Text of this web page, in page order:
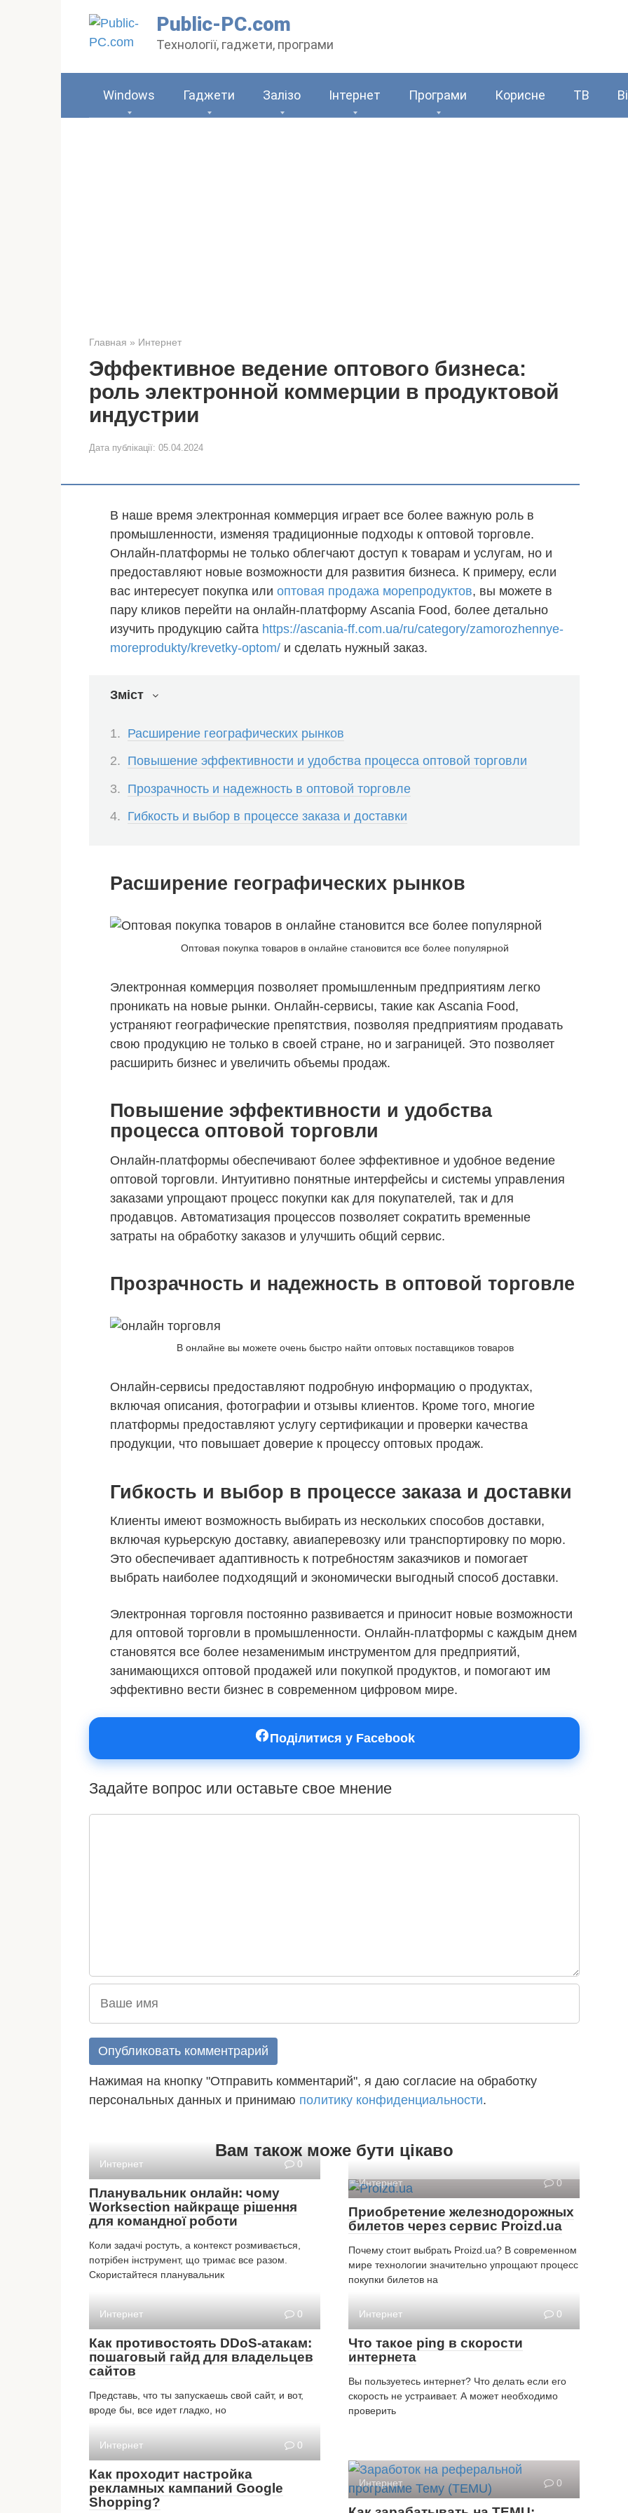
Public-PC.com
Технології, гаджети, програми
Windows Гаджети Залізо Інтернет Програми Корисне ТВ
Главная » Интернет
Эффективное ведение оптового бизнеса:
роль электронной коммерции в продуктовой
индустрии
Дата публікації: 05.04.2024
В наше время электронная коммерция играет все более важную роль в
промышленности, изменяя традиционные подходы к оптовой торговле.
Онлайн-платформы не только облегчают доступ к товарам и услугам, но и
предоставляют новые возможности для развития бизнеса. К примеру, если
вас интересует покупка или оптовая продажа морепродуктов, вы можете в
пару кликов перейти на онлайн-платформу Ascania Food, более детально
изучить продукцию сайта https://ascania-ff.com.ua/ru/category/zamorozhennye-
moreprodukty/krevetky-optom/ и сделать нужный заказ.
Зміст
Расширение географических рынков
Повышение эффективности и удобства процесса оптовой торговли
Прозрачность и надежность в оптовой торговле
Гибкость и выбор в процессе заказа и доставки
Расширение географических рынков
Оптовая покупка товаров в онлайне становится все более популярной
Электронная коммерция позволяет промышленным предприятиям легко
проникать на новые рынки. Онлайн-сервисы, такие как Ascania Food,
устраняют географические препятствия, позволяя предприятиям продавать
свою продукцию не только в своей стране, но и заграницей. Это позволяет
расширить бизнес и увеличить объемы продаж.
Повышение эффективности и удобства
процесса оптовой торговли
Онлайн-платформы обеспечивают более эффективное и удобное ведение
оптовой торговли. Интуитивно понятные интерфейсы и системы управления
заказами упрощают процесс покупки как для покупателей, так и для
продавцов. Автоматизация процессов позволяет сократить временные
затраты на обработку заказов и улучшить общий сервис.
Прозрачность и надежность в оптовой торговле
В онлайне вы можете очень быстро найти оптовых поставщиков товаров
Онлайн-сервисы предоставляют подробную информацию о продуктах,
включая описания, фотографии и отзывы клиентов. Кроме того, многие
платформы предоставляют услугу сертификации и проверки качества
продукции, что повышает доверие к процессу оптовых продаж.
Гибкость и выбор в процессе заказа и доставки
Клиенты имеют возможность выбирать из нескольких способов доставки,
включая курьерскую доставку, авиаперевозку или транспортировку по морю.
Это обеспечивает адаптивность к потребностям заказчиков и помогает
выбрать наиболее подходящий и экономически выгодный способ доставки.
Электронная торговля постоянно развивается и приносит новые возможности
для оптовой торговли в промышленности. Онлайн-платформы с каждым днем
становятся все более незаменимым инструментом для предприятий,
занимающихся оптовой продажей или покупкой продуктов, и помогают им
эффективно вести бизнес в современном цифровом мире.
Поділитися у Facebook
Задайте вопрос или оставьте свое мнение
Нажимая на кнопку "Отправить комментарий", я даю согласие на обработку
персональных данных и принимаю политику конфиденциальности.
Вам також може бути цікаво
Интернет 0
Планувальник онлайн: чому
Worksection найкраще рішення
для командної роботи
Коли задачі ростуть, а контекст розмивається,
потрібен інструмент, що тримає все разом.
Скористайтеся планувальник
Интернет 0
Приобретение железнодорожных
билетов через сервис Proizd.ua
Почему стоит выбрать Proizd.ua? В современном
мире технологии значительно упрощают процесс
покупки билетов на
Интернет 0
Как противостоять DDoS-атакам:
пошаговый гайд для владельцев
сайтов
Представь, что ты запускаешь свой сайт, и вот,
вроде бы, все идет гладко, но
Интернет 0
Что такое ping в скорости
интернета
Вы пользуетесь интернет? Что делать если его
скорость не устраивает. А может необходимо
проверить
Интернет 0
Как проходит настройка
рекламных кампаний Google
Shopping?
Интернет 0